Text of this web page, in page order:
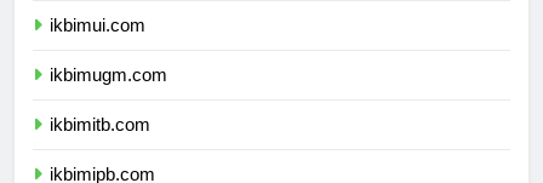
ikbimui.com
ikbimugm.com
ikbimitb.com
ikbimipb.com